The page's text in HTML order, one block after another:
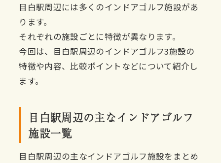
目白駅周辺には多くのインドアゴルフ施設があ
ります。
それぞれの施設ごとに特徴が異なります。
今回は、目白駅周辺のインドアゴルフ3施設の
特徴や内容、比較ポイントなどについて紹介し
ます。
目白駅周辺の主なインドアゴルフ
施設一覧
目白駅周辺の主なインドアゴルフ施設をまとめ